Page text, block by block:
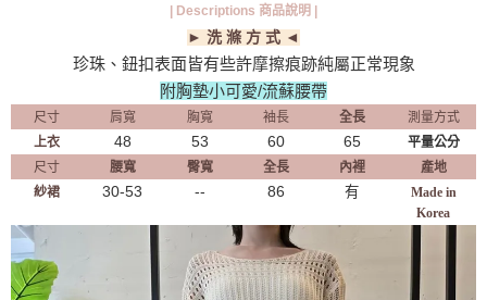
| Descriptions 商品說明 |
► 洗 滌 方 式 ◄
珍珠、鈕扣表面皆有些許摩擦痕跡純屬正常現象
附胸墊小可愛/流蘇腰帶
尺寸 肩寬 胸寬 袖長 全長
測量方式
上衣
48 53 60 65
平量公分
尺寸
腰寬 臀寬 全長 內裡
產地
紗裙
30-53 -- 86 有
Made in
Korea